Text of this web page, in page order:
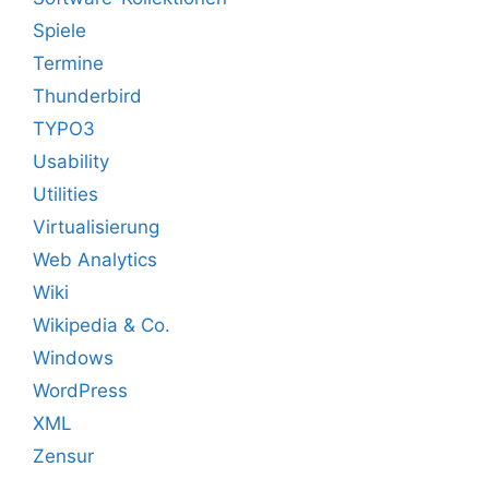
Spiele
Termine
Thunderbird
TYPO3
Usability
Utilities
Virtualisierung
Web Analytics
Wiki
Wikipedia & Co.
Windows
WordPress
XML
Zensur